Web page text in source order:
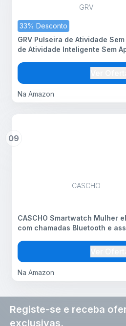
GRV
33% Desconto
Na Amazon
GRV Pulseira de Atividade
de Atividade Inteligente Sem
Distância para Crianças,
Homens (Preto
09
CASCHO
Na Amazon
CASCHO Smartwatch Mulher
com chamadas Bluetooth e
frequência cardíaca e oxigénio
iPhone (ouro
Registe-se e receba
exclusivas.